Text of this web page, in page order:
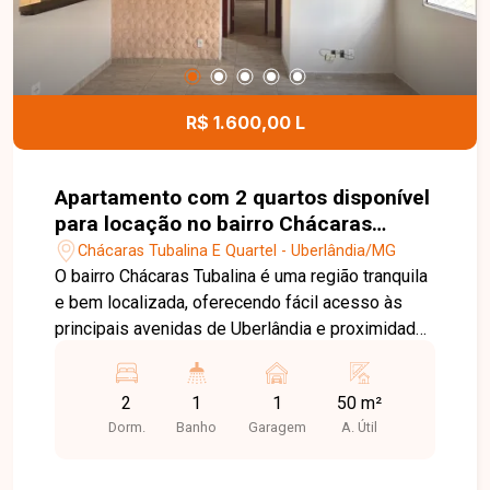
R$ 1.600,00 L
Apartamento com 2 quartos disponível
para locação no bairro Chácaras
Tubalina em Uberlândia-MG
Chácaras Tubalina E Quartel - Uberlândia/MG
O bairro Chácaras Tubalina é uma região tranquila
e bem localizada, oferecendo fácil acesso às
principais avenidas de Uberlândia e proximidade
comércios e diversos serviços. Uma excelente
opção para quem busca praticidade, conforto e
qualidade de vida. Sala ampla, 2 quartos, sendo 1
2
Dorm.
1
Banho
1
Garagem
50 m²
A. Útil